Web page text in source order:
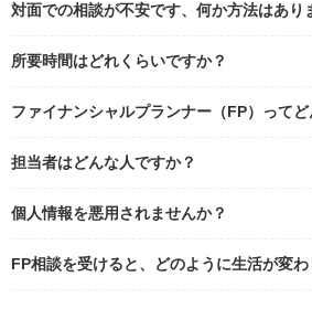
対面での相談が不安です、何か方法はあり
所要時間はどれくらいですか？
ファイナンシャルプランナー（FP）ってど
担当者はどんな人ですか？
個人情報を悪用されませんか？
FP相談を受けると、どのように生活が変わ